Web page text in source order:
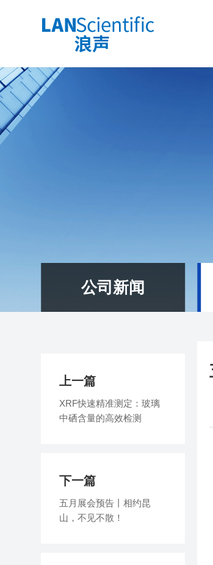
公司新闻
上一篇
XRF快速精准测定：玻璃
中硒含量的高效检测
下一篇
五月展会预告丨相约昆
山，不见不散！